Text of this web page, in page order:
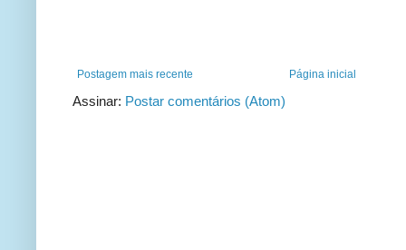
Postagem mais recente Página inicial
Assinar: Postar comentários (Atom)